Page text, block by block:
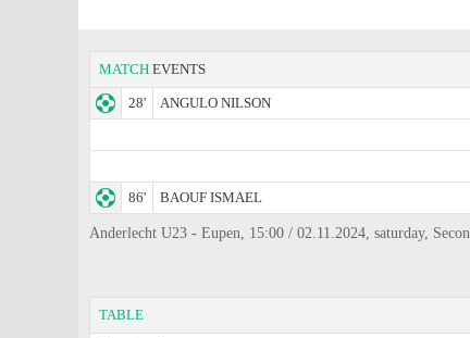
MATCH EVENTS
28'
ANGULO NILSON
86'
BAOUF ISMAEL
Anderlecht U23 - Eupen, 15:00 / 02.11.2024, saturday,
TABLE